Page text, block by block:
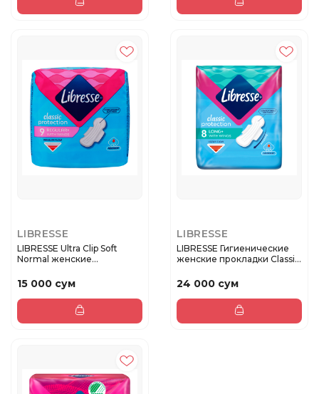
LIBRESSE
LIBRESSE Ultra Clip Soft
Normal женские
15 000 сум
LIBRESSE
LIBRESSE Гигиенические
женские прокладки Classic
24 000 сум